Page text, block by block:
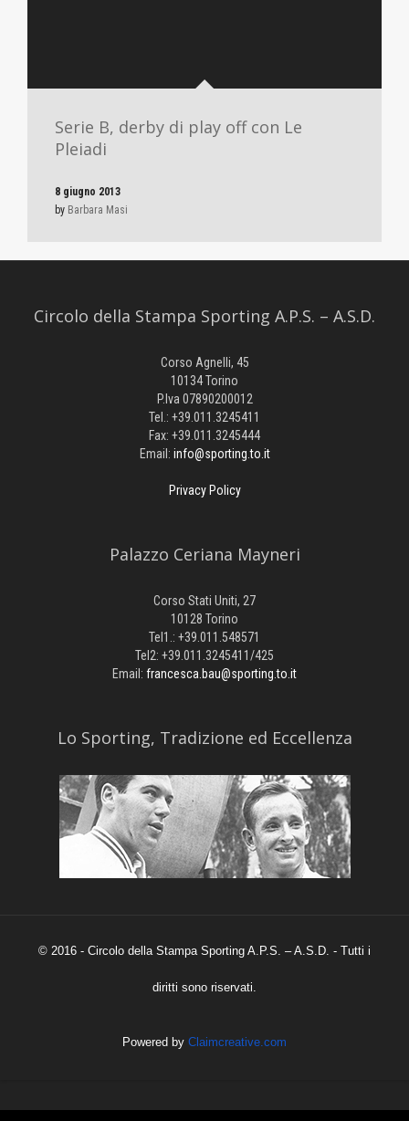
Serie B, derby di play off con Le
Pleiadi
8 giugno 2013
by Barbara Masi
Circolo della Stampa Sporting A.P.S. – A.S.D.
Corso Agnelli, 45
10134 Torino
P.Iva 07890200012
Tel.: +39.011.3245411
Fax: +39.011.3245444
Email: info@sporting.to.it
Privacy Policy
Palazzo Ceriana Mayneri
Corso Stati Uniti, 27
10128 Torino
Tel1.: +39.011.548571
Tel2: +39.011.3245411/425
Email: francesca.bau@sporting.to.it
​Lo Sporting, Tradizione ed Eccellenza
© 2016 - Circolo della Stampa Sporting A.P.S. – A.S.D. - Tutti i
diritti sono riservati.
Powered by Claimcreative.com